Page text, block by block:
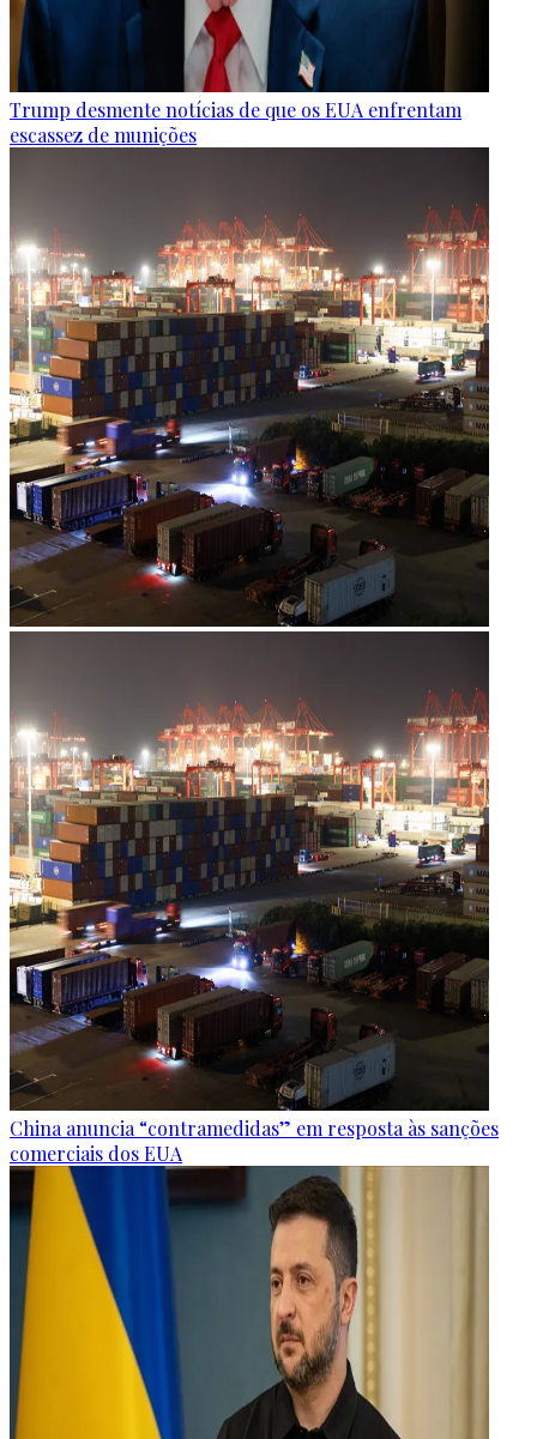
Trump desmente notícias de que os EUA enfrentam
escassez de munições
China anuncia “contramedidas” em resposta às sanções
comerciais dos EUA